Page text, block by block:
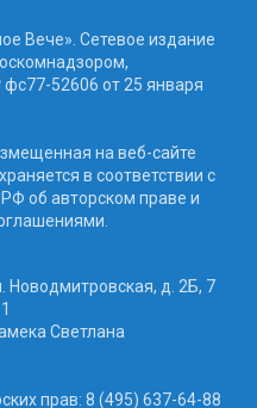
Вече». Сетевое издание
52606 от 25 января
на веб-сайте
в соответствии с
об авторском праве и
Новодмитровская, д. 2Б, 7
Светлана
прав: 8 (495) 637-64-88